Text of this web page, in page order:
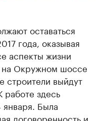
оставаться
года, оказывая
аспекты жизни
на Окружном шоссе
строители выйдут
работе здесь
Была
договоренность и